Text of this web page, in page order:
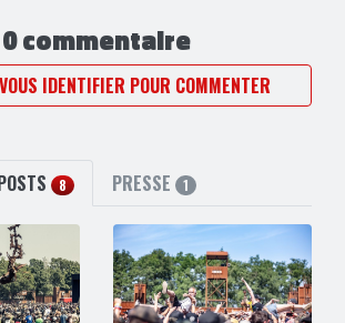
0 commentaire
IDENTIFIER POUR COMMENTER
8 PRESSE 1